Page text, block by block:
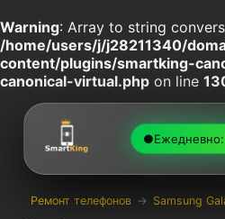
Warning: Array to string
/home/users/j/j28211340/
content/plugins/smartking-
canonical-virtual.php on line
●
Ремонт телефонов → Samsung